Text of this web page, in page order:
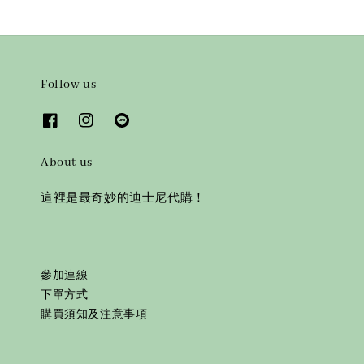
Follow us
About us
這裡是最奇妙的迪士尼代購！
參加連線
下單方式
購買須知及注意事項